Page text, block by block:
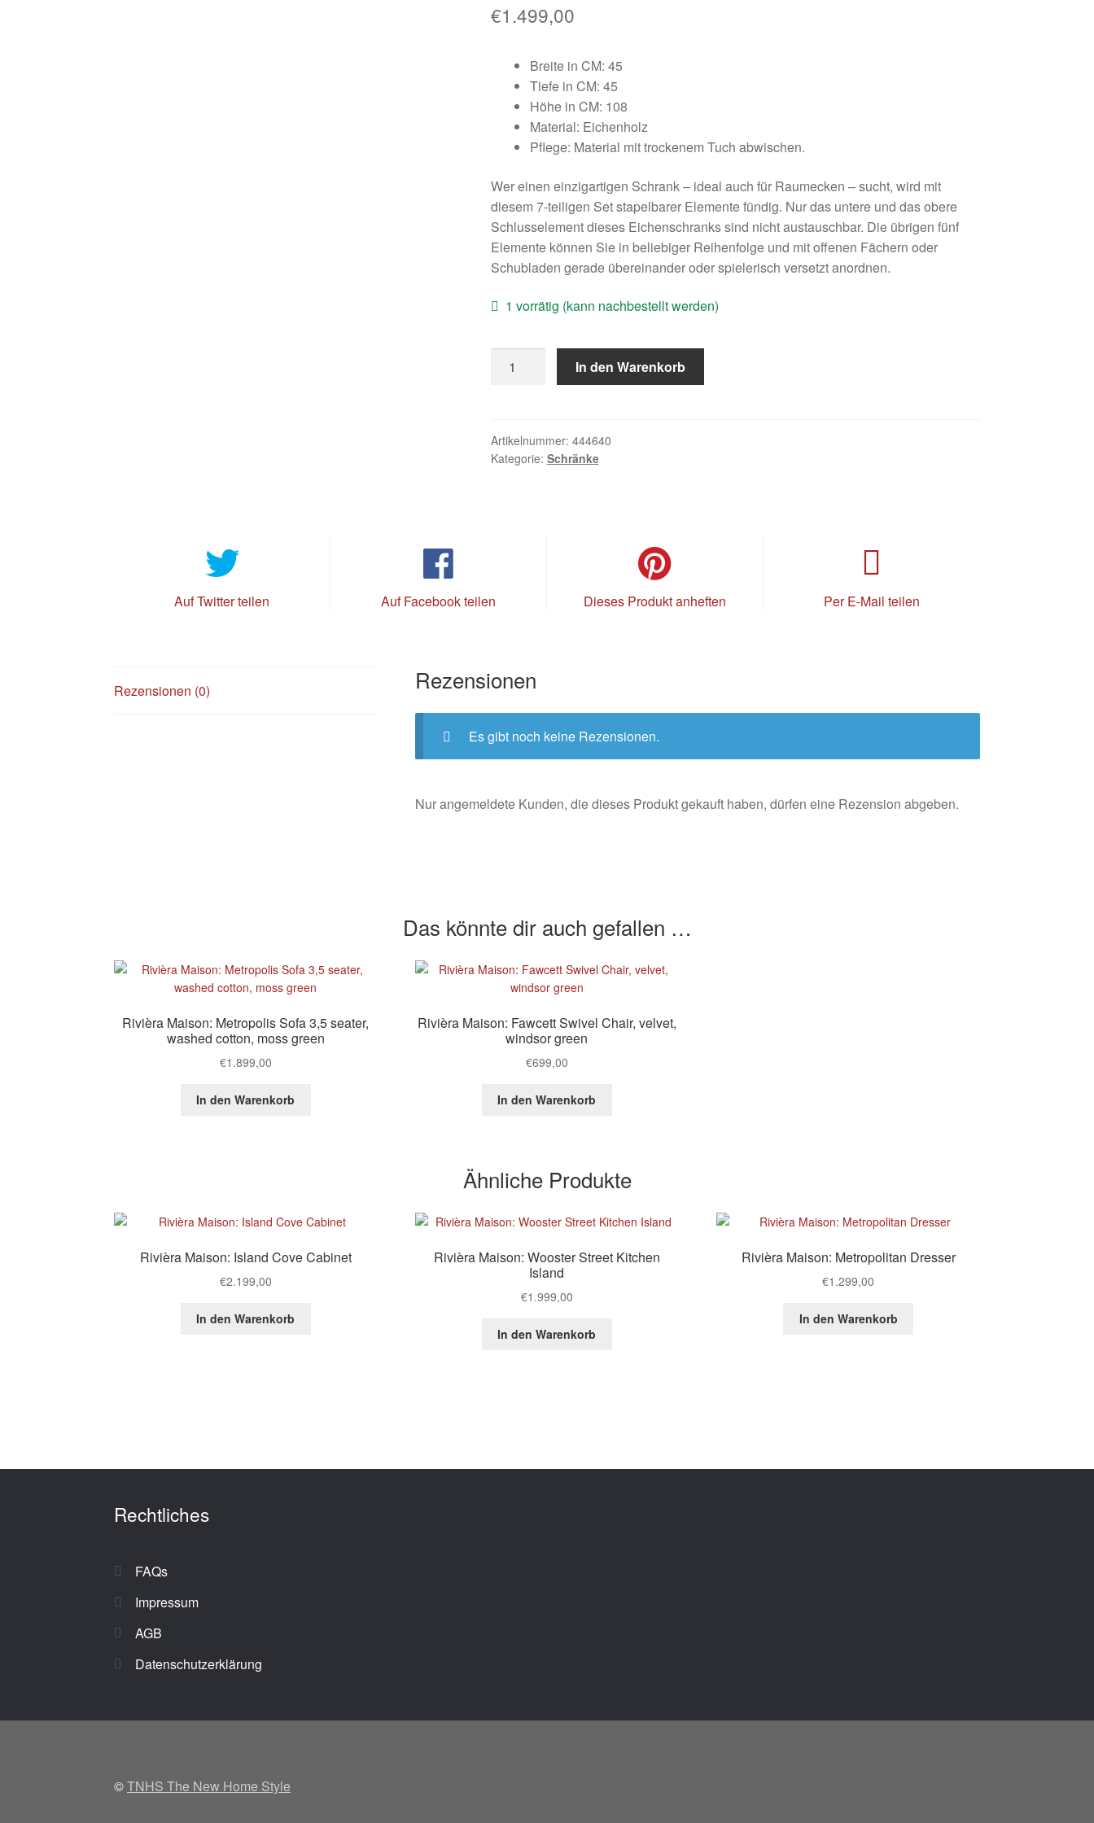
€1.499,00
Breite in CM: 45
Tiefe in CM: 45
Höhe in CM: 108
Material: Eichenholz
Pflege: Material mit trockenem Tuch abwischen.
Wer einen einzigartigen Schrank – ideal auch für Raumecken – sucht, wird mit
diesem 7-teiligen Set stapelbarer Elemente fündig. Nur das untere und das obere
Schlusselement dieses Eichenschranks sind nicht austauschbar. Die übrigen fünf
Elemente können Sie in beliebiger Reihenfolge und mit offenen Fächern oder
Schubladen gerade übereinander oder spielerisch versetzt anordnen.
1 vorrätig (kann nachbestellt werden)
Maison:
Of
Drawer
In den Warenkorb
Artikelnummer: 444640
Kategorie: Schränke
Auf Twitter teilen Auf Facebook teilen Dieses Produkt anheften Per E-Mail teilen
Rezensionen (0) Rezensionen
Es gibt noch keine Rezensionen.
Nur angemeldete Kunden, die dieses Produkt gekauft haben, dürfen eine Rezension abgeben.
Das könnte dir auch gefallen …
Rivièra Maison: Metropolis Sofa 3,5 seater,
washed cotton, moss green
€1.899,00
In den Warenkorb
Rivièra Maison: Fawcett Swivel Chair, velvet,
windsor green
€699,00
In den Warenkorb
Ähnliche Produkte
Rivièra Maison: Island Cove Cabinet
€2.199,00
In den Warenkorb
Rivièra Maison: Wooster Street Kitchen
Island
€1.999,00
In den Warenkorb
Rivièra Maison: Metropolitan Dresser
€1.299,00
In den Warenkorb
Rechtliches
FAQs
Impressum
AGB
Datenschutzerklärung
©TNHS The New Home Style